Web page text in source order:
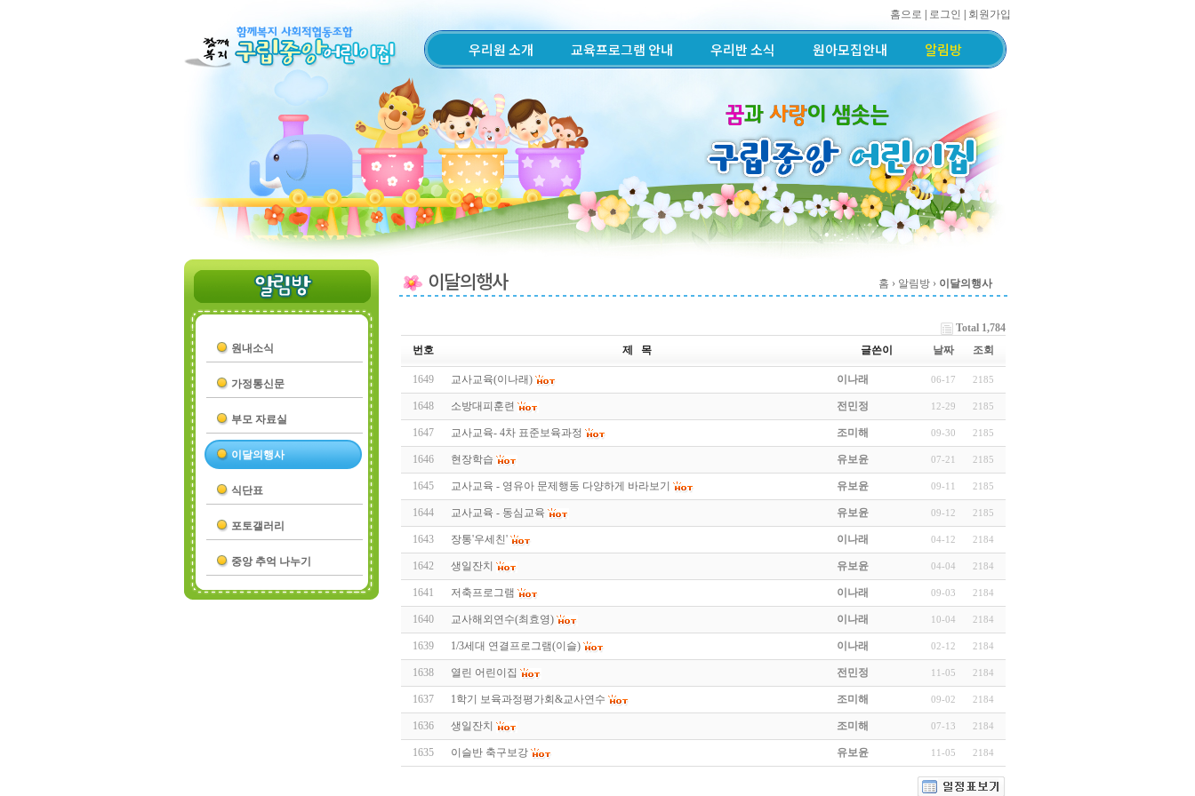
홈으로 로그인 회원가입
우리원 소개 교육프로그램 안내 우리반 소식 원아모집안내 알림방
원내소식
가정통신문
부모 자료실
이달의행사
식단표
포토갤러리
중앙 추억 나누기
이달의행사 홈 › 알림방 › 이달의행사
Total 1,784
번호
제 목 글쓴이 날짜 조회
1649 교사교육(이나래) 이나래 06-17 2185
1648 소방대피훈련 전민정 12-29 2185
1647 교사교육- 4차 표준보육과정 조미해 09-30 2185
1646 현장학습 유보윤 07-21 2185
1645 교사교육 - 영유아 문제행동 다양하게 바라보기 유보윤 09-11 2185
1644 교사교육 - 동심교육 유보윤 09-12 2185
1643 장통'우세친' 이나래 04-12 2184
1642 생일잔치 유보윤 04-04 2184
1641 저축프로그램 이나래 09-03 2184
1640 교사해외연수(최효영) 이나래 10-04 2184
1639 1/3세대 연결프로그램(이슬) 이나래 02-12 2184
1638 열린 어린이집 전민정 11-05 2184
1637 1학기 보육과정평가회&교사연수 조미해 09-02 2184
1636 생일잔치 조미해 07-13 2184
1635 이슬반 축구보강 유보윤 11-05 2184